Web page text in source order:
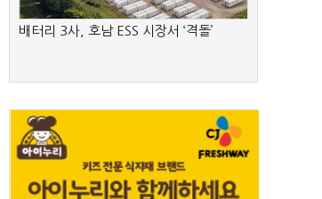
배터리 3사, 호남 ESS 시장서 ‘격돌’